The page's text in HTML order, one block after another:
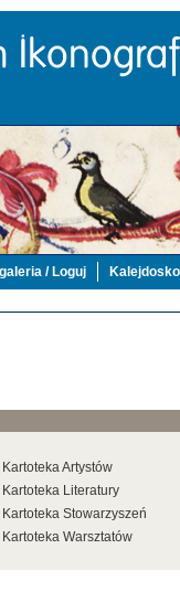
/ Loguj
Kartoteka Artystów
Kartoteka Literatury
Kartoteka Stowarzyszeń
Kartoteka Warsztatów